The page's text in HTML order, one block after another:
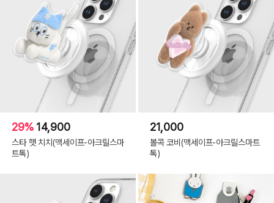
29% 14,900
스타 햇 치치(맥세이프-아크릴스마
트톡)
21,000
볼콕 코비(맥세이프-아크릴스마트
톡)